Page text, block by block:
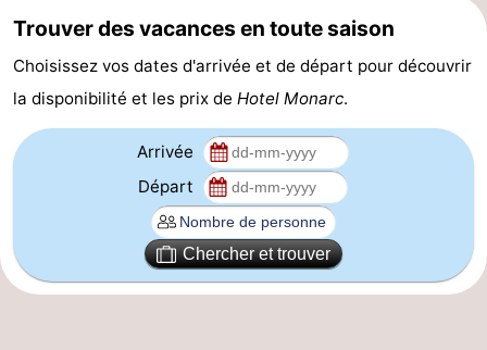
Tram
du
Adresses
Médicales
Région
Gand
-
Trouver des vacances en toute saison
Choisissez vos dates d'arrivée et de départ pour découvrir
la disponibilité et les prix de Hotel Monarc.
Arrivée
Départ
Chercher et trouver